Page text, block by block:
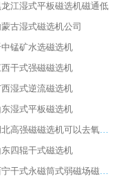
江湿式平板磁选机磁通低
蒙古湿式磁选机公司
锰矿水选磁选机
干式强磁磁选机
西湿式逆流磁选机
东湿式平板磁选机
湖北高强磁磁选机可以去氧化铝
东四辊干式磁选机
西宁干式永磁筒式弱磁场磁选机结构图